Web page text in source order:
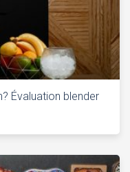
Évaluation blender